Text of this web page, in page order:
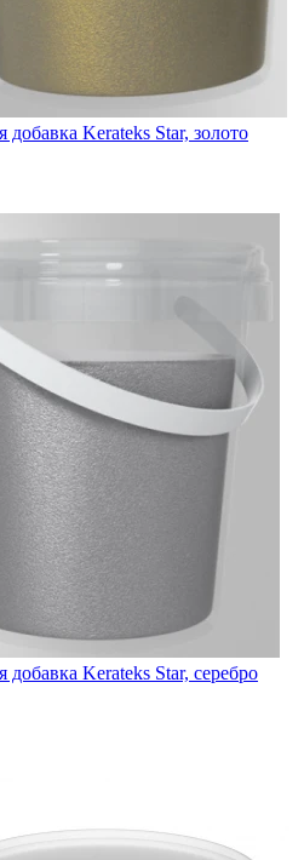
Kerateks Star, золото
Kerateks Star, серебро